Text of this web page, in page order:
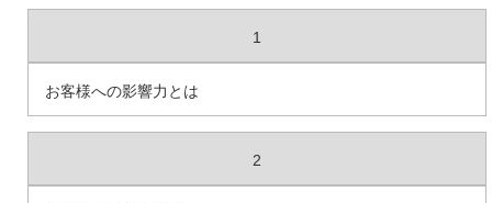
1
お客様への影響力とは
2